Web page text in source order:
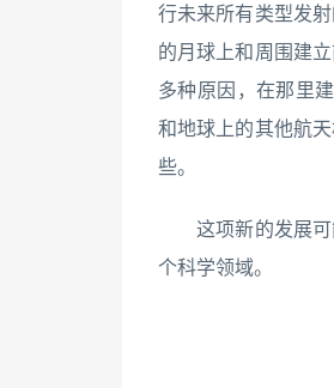
行未来所有类型发
的月球上和周围建
多种原因，在那里
和地球上的其他航
些。
这项新的发展
个科学领域。